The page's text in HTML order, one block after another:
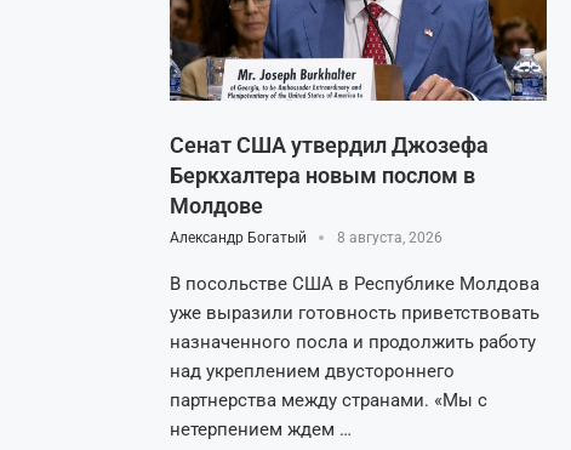
Сенат США утвердил Джозефа
Беркхалтера новым послом в
Молдове
Александр Богатый 8 августа, 2026
В посольстве США в Республике Молдова
уже выразили готовность приветствовать
назначенного посла и продолжить работу
над укреплением двустороннего
партнерства между странами. «Мы с
нетерпением ждем …